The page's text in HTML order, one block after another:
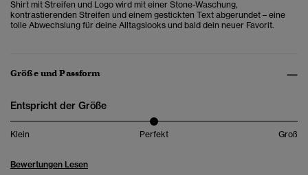
Shirt mit Streifen und Logo wird mit einer Stone-Waschung,
kontrastierenden Streifen und einem gestickten Text abgerundet – eine
tolle Abwechslung für deine Alltagslooks und bald dein neuer Favorit.
Größe und Passform
Entspricht der Größe
Klein Perfekt Groß
Bewertungen Lesen